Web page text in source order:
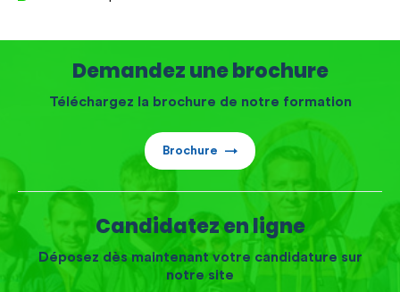
Demandez une brochure
Téléchargez la brochure de notre formation
Brochure
Candidatez en ligne
Déposez dès maintenant votre candidature sur
notre site